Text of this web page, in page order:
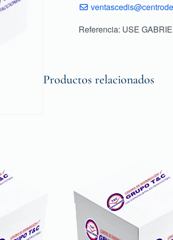
Referencia: USE
Productos relacionados